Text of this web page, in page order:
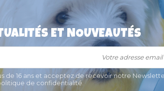
pour chat réfléchissant
grelot Martin Sellier
Collier pour
Réfléchissants
ET NOUVEAUTÉS
de 16 ans et acceptez de recevoir notre
de confidentialité.